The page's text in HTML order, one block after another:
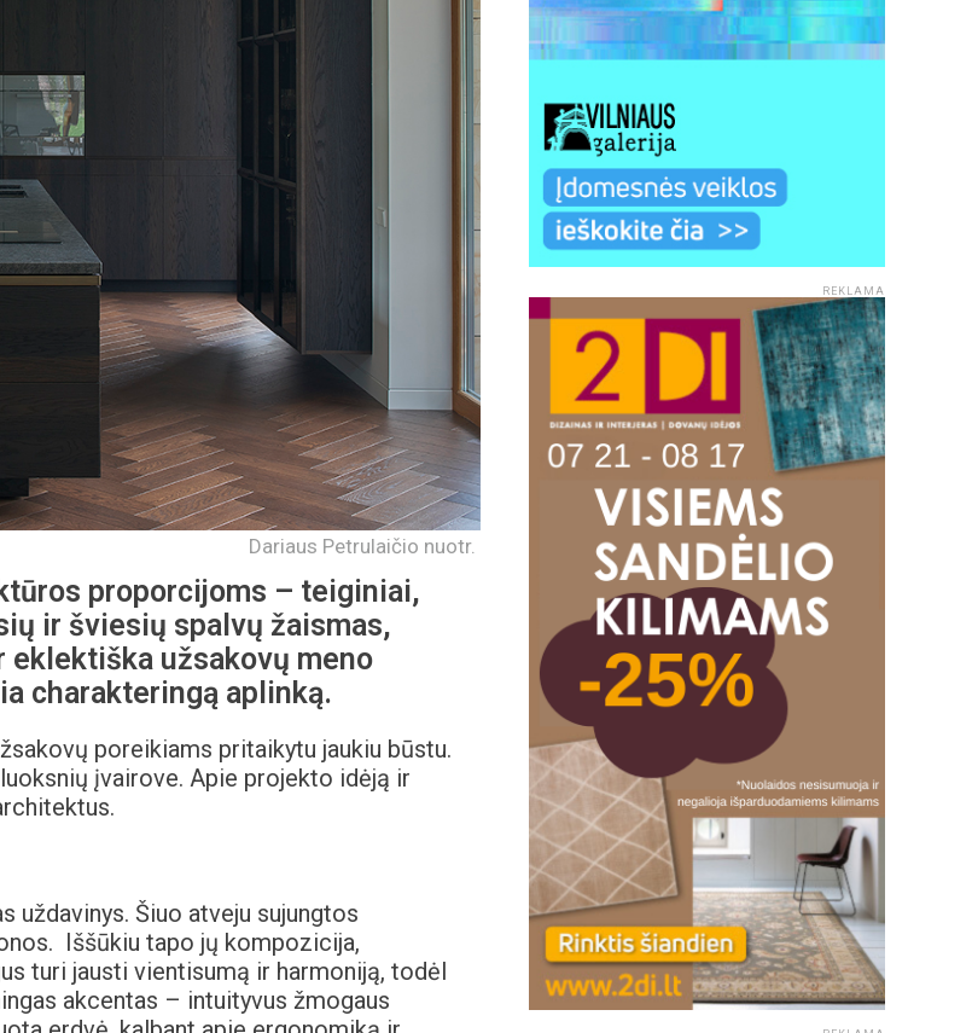
Dariaus Petrulaičio nuotr.
proporcijoms – teiginiai,
ir šviesių spalvų žaismas,
eklektiška užsakovų meno
charakteringą aplinką.
poreikiams pritaikytu jaukiu būstu.
įvairove. Apie projekto idėją ir
uždavinys. Šiuo atveju sujungtos
Iššūkiu tapo jų kompozicija,
turi jausti vientisumą ir harmoniją, todėl
akcentas – intuityvus žmogaus
REKLAMA